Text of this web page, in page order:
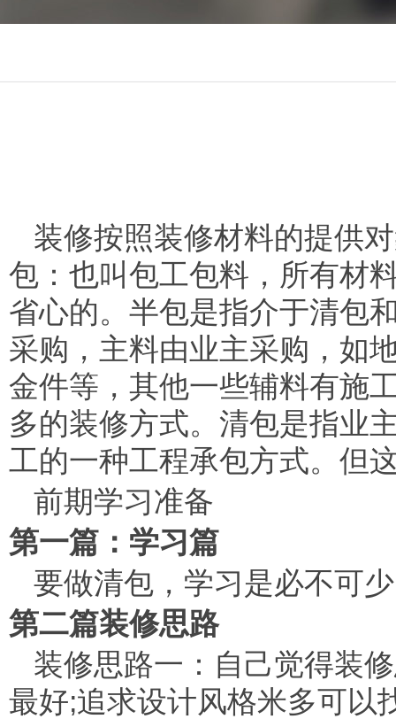
装修按照装修材料的提供
包：也叫包工包料，所有材
省心的。半包是指介于清包
采购，主料由业主采购，如
金件等，其他一些辅料有施
多的装修方式。清包是指业
工的一种工程承包方式。但
前期学习准备
第一篇：学习篇
要做清包，学习是必不可
第二篇装修思路
装修思路一：自己觉得装
最好;追求设计风格米多可以